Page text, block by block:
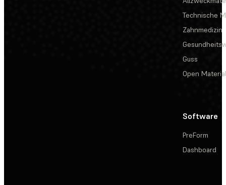
Technische
Zahnmedizin
Guss
Open
Software
PreForm
Dashboard